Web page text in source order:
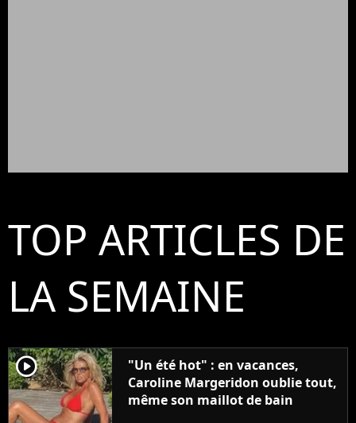
TOP ARTICLES DE
LA SEMAINE
player2
"Un été hot" : en vacances,
Caroline Margeridon oublie tout,
même son maillot de bain